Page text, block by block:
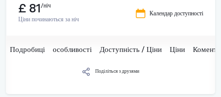
£ 81 /ніч
Ціни починаються за ніч
Календар доступності
Подробиці особливості Доступність / Ціни Ціни
Поділіться з друзями